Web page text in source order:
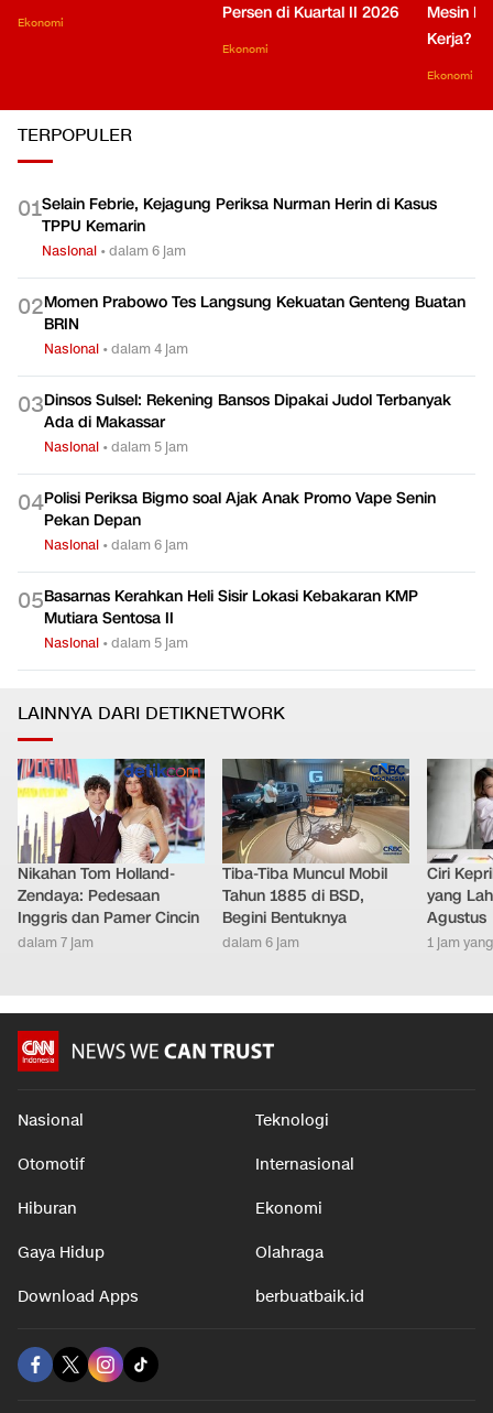
Ekonomi
Persen di Kuartal II 2026
Ekonomi
Mesin
Kerja?
Ekonomi
TERPOPULER
01Selain Febrie, Kejagung Periksa Nurman Herin di Kasus
TPPU Kemarin
Nasional •dalam 6 jam
02Momen Prabowo Tes Langsung Kekuatan Genteng Buatan
BRIN
Nasional •dalam 4 jam
03Dinsos Sulsel: Rekening Bansos Dipakai Judol Terbanyak
Ada di Makassar
Nasional •dalam 5 jam
04Polisi Periksa Bigmo soal Ajak Anak Promo Vape Senin
Pekan Depan
Nasional •dalam 6 jam
05Basarnas Kerahkan Heli Sisir Lokasi Kebakaran KMP
Mutiara Sentosa II
Nasional •dalam 5 jam
LAINNYA DARI DETIKNETWORK
Nikahan Tom Holland-
Zendaya: Pedesaan
Inggris dan Pamer Cincin
dalam 7 jam
Tiba-Tiba Muncul Mobil
Tahun 1885 di BSD,
Begini Bentuknya
dalam 6 jam
Ciri
yang
Agustus
1 jam
Nasional Teknologi
Otomotif Internasional
Hiburan Ekonomi
Gaya Hidup Olahraga
Download Apps berbuatbaik.id